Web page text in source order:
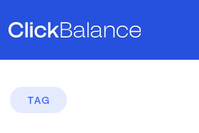
TAG